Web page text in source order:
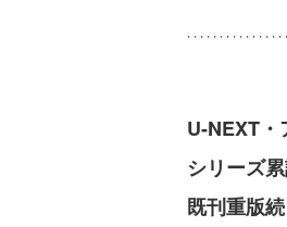
U-NEXT・
シリーズ
既刊重版